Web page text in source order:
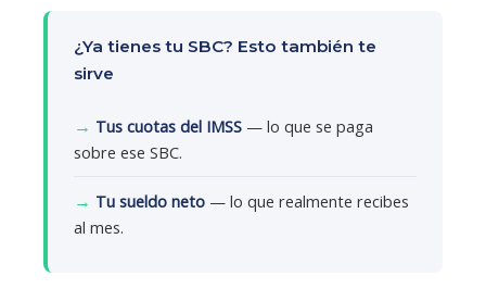
¿Ya tienes tu SBC? Esto también te
sirve
→ Tus cuotas del IMSS — lo que se paga
sobre ese SBC.
→ Tu sueldo neto — lo que realmente recibes
al mes.